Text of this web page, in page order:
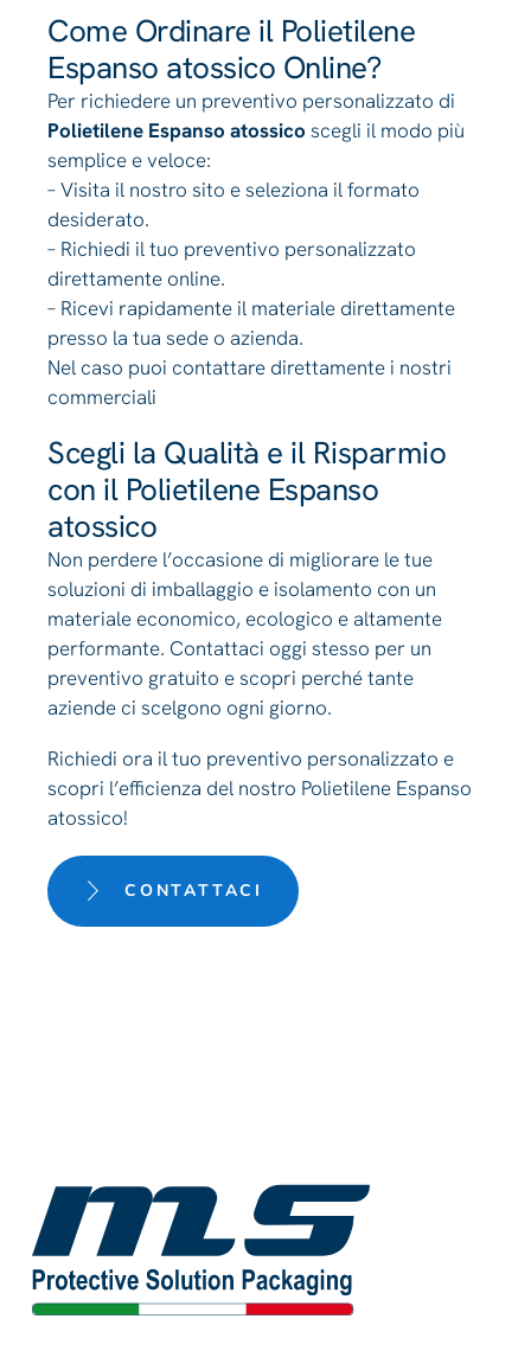
Come Ordinare il Polietilene
Espanso atossico Online?
Per richiedere un preventivo personalizzato di
Polietilene Espanso atossico scegli il modo più
semplice e veloce:
– Visita il nostro sito e seleziona il formato
desiderato.
– Richiedi il tuo preventivo personalizzato
direttamente online.
– Ricevi rapidamente il materiale direttamente
presso la tua sede o azienda.
Nel caso puoi contattare direttamente i nostri
commerciali
Scegli la Qualità e il Risparmio
con il Polietilene Espanso
atossico
Non perdere l’occasione di migliorare le tue
soluzioni di imballaggio e isolamento con un
materiale economico, ecologico e altamente
performante. Contattaci oggi stesso per un
preventivo gratuito e scopri perché tante
aziende ci scelgono ogni giorno.
Richiedi ora il tuo preventivo personalizzato e
scopri l’efficienza del nostro Polietilene Espanso
atossico!
CONTATTACI